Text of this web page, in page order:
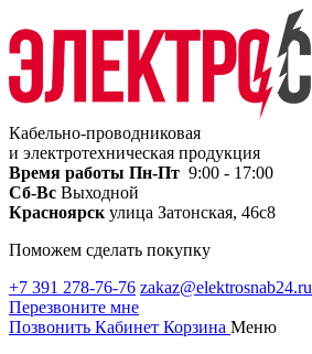
Кабельно-проводниковая
и электротехническая продукция
Время работы Пн-Пт 9:00 - 17:00
Сб-Вс Выходной
Красноярск улица Затонская, 46с8
Поможем сделать покупку
+7 391 278-76-76 zakaz@elektrosnab24.ru
Перезвоните мне
Позвонить Кабинет Корзина Меню